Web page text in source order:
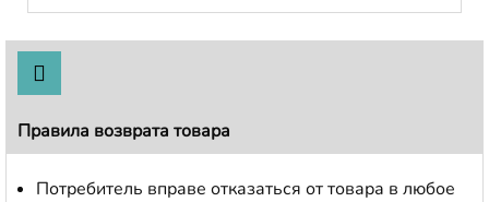
Правила возврата товара
Потребитель вправе отказаться от товара в любое